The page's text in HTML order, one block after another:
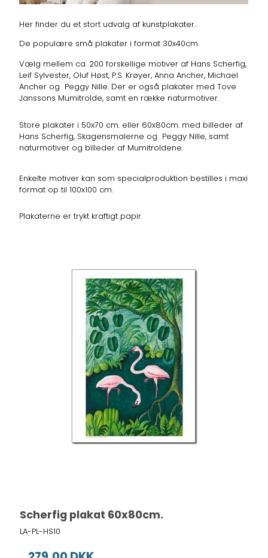
Her finder du et stort udvalg af kunstplakater..
De populære små plakater i format 30x40cm.
Vælg mellem ca. 200 forskellige motiver af Hans Scherfig,
Leif Sylvester, Oluf Høst, P.S. Krøyer, Anna Ancher, Michael
Ancher og Peggy Nille. Der er også plakater med Tove
Janssons Mumitrolde, samt en række naturmotiver.
Store plakater i 50x70 cm. eller 60x80cm. med billeder af
Hans Scherfig, Skagensmalerne og Peggy Nille, samt
naturmotiver og billeder af Mumitroldene.
Enkelte motiver kan som specialproduktion bestilles i maxi
format op til 100x100 cm.
Plakaterne er trykt kraftigt papir.
Scherfig plakat 60x80cm.
LA-PL-HS10